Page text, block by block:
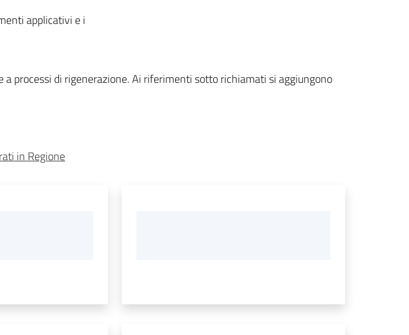
applicativi e i
processi di rigenerazione. Ai riferimenti sotto richiamati si aggiungono
in Regione